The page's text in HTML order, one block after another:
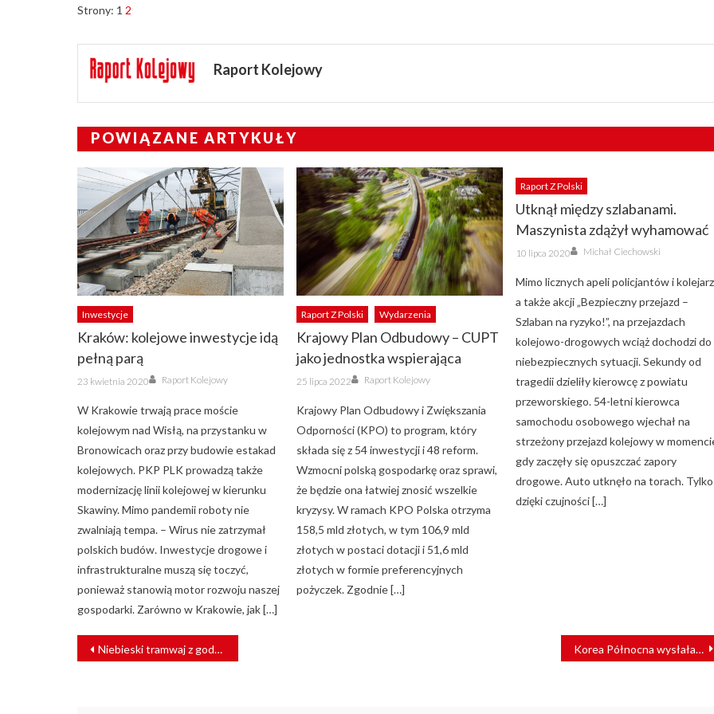
Strony: 1 2
Raport Kolejowy
POWIĄZANE ARTYKUŁY
Inwestycje
Kraków: kolejowe inwestycje idą
pełną parą
Posted
on
23 kwietnia 2020 Author
Raport Kolejowy
W Krakowie trwają prace moście
kolejowym nad Wisłą, na przystanku w
Bronowicach oraz przy budowie estakad
kolejowych. PKP PLK prowadzą także
modernizację linii kolejowej w kierunku
Skawiny. Mimo pandemii roboty nie
zwalniają tempa. – Wirus nie zatrzymał
polskich budów. Inwestycje drogowe i
infrastrukturalne muszą się toczyć,
ponieważ stanowią motor rozwoju naszej
gospodarki. Zarówno w Krakowie, jak […]
Raport Z Polski Wydarzenia
Krajowy Plan Odbudowy – CUPT
jako jednostka wspierająca
Posted
on
25 lipca 2022 Author
Raport Kolejowy
Krajowy Plan Odbudowy i Zwiększania
Odporności (KPO) to program, który
składa się z 54 inwestycji i 48 reform.
Wzmocni polską gospodarkę oraz sprawi,
że będzie ona łatwiej znosić wszelkie
kryzysy. W ramach KPO Polska otrzyma
158,5 mld złotych, w tym 106,9 mld
złotych w postaci dotacji i 51,6 mld
złotych w formie preferencyjnych
pożyczek. Zgodnie […]
Raport Z Polski
Utknął między szlabanami.
Maszynista zdążył wyhamować
Posted
on
10 lipca 2020 Author
Michał Ciechowski
Mimo licznych apeli policjantów i
a także akcji „Bezpieczny przejazd –
Szlaban na ryzyko!”, na przejazdach
kolejowo-drogowych wciąż dochodzi do
niebezpiecznych sytuacji. Sekundy od
tragedii dzieliły kierowcę z powiatu
przeworskiego. 54-letni kierowca
samochodu osobowego wjechał na
strzeżony przejazd kolejowy w
gdy zaczęły się opuszczać zapory
drogowe. Auto utknęło na torach. Tylko
dzięki czujności […]
NAWIGACJA
WPISU
Niebieski tramwaj z godną patronką [ZDJĘCIA] Korea Północna wysłała pierwszy pociąg towarowy do Chin